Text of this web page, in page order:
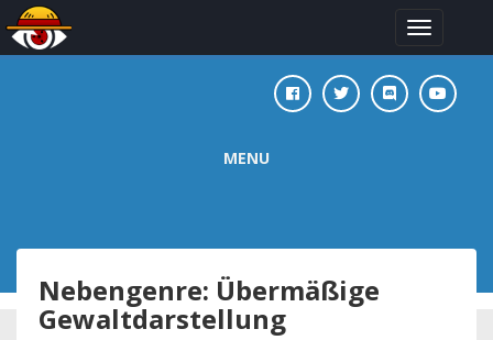
Toggle
navigation
MENU
Nebengenre: Übermäßige
Gewaltdarstellung